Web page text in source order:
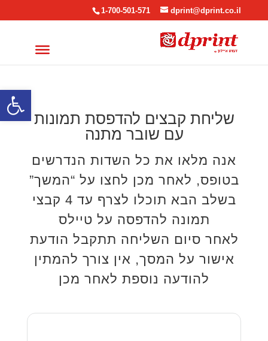
פתח
1-700-501-571 dprint@dprint.co.il
שליחת קבצים להדפסת תמונות
עם שובר מתנה
אנה מלאו את כל השדות הנדרשים
בטופס, לאחר מכן לחצו על “המשך”
בשלב הבא תוכלו לצרף עד 4 קבצי
תמונה להדפסה על טיילס
לאחר סיום השליחה תתקבל הודעת
אישור על המסך, אין צורך להמתין
להודעה נוספת לאחר מכן